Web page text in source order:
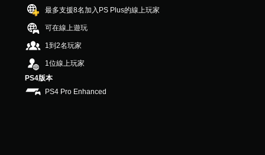
共
3
則
評
最多支援8名加入PS Plus的線上玩家
可在線上遊玩
1到2名玩家
1位線上玩家
PS4版本
PS4 Pro Enhanced